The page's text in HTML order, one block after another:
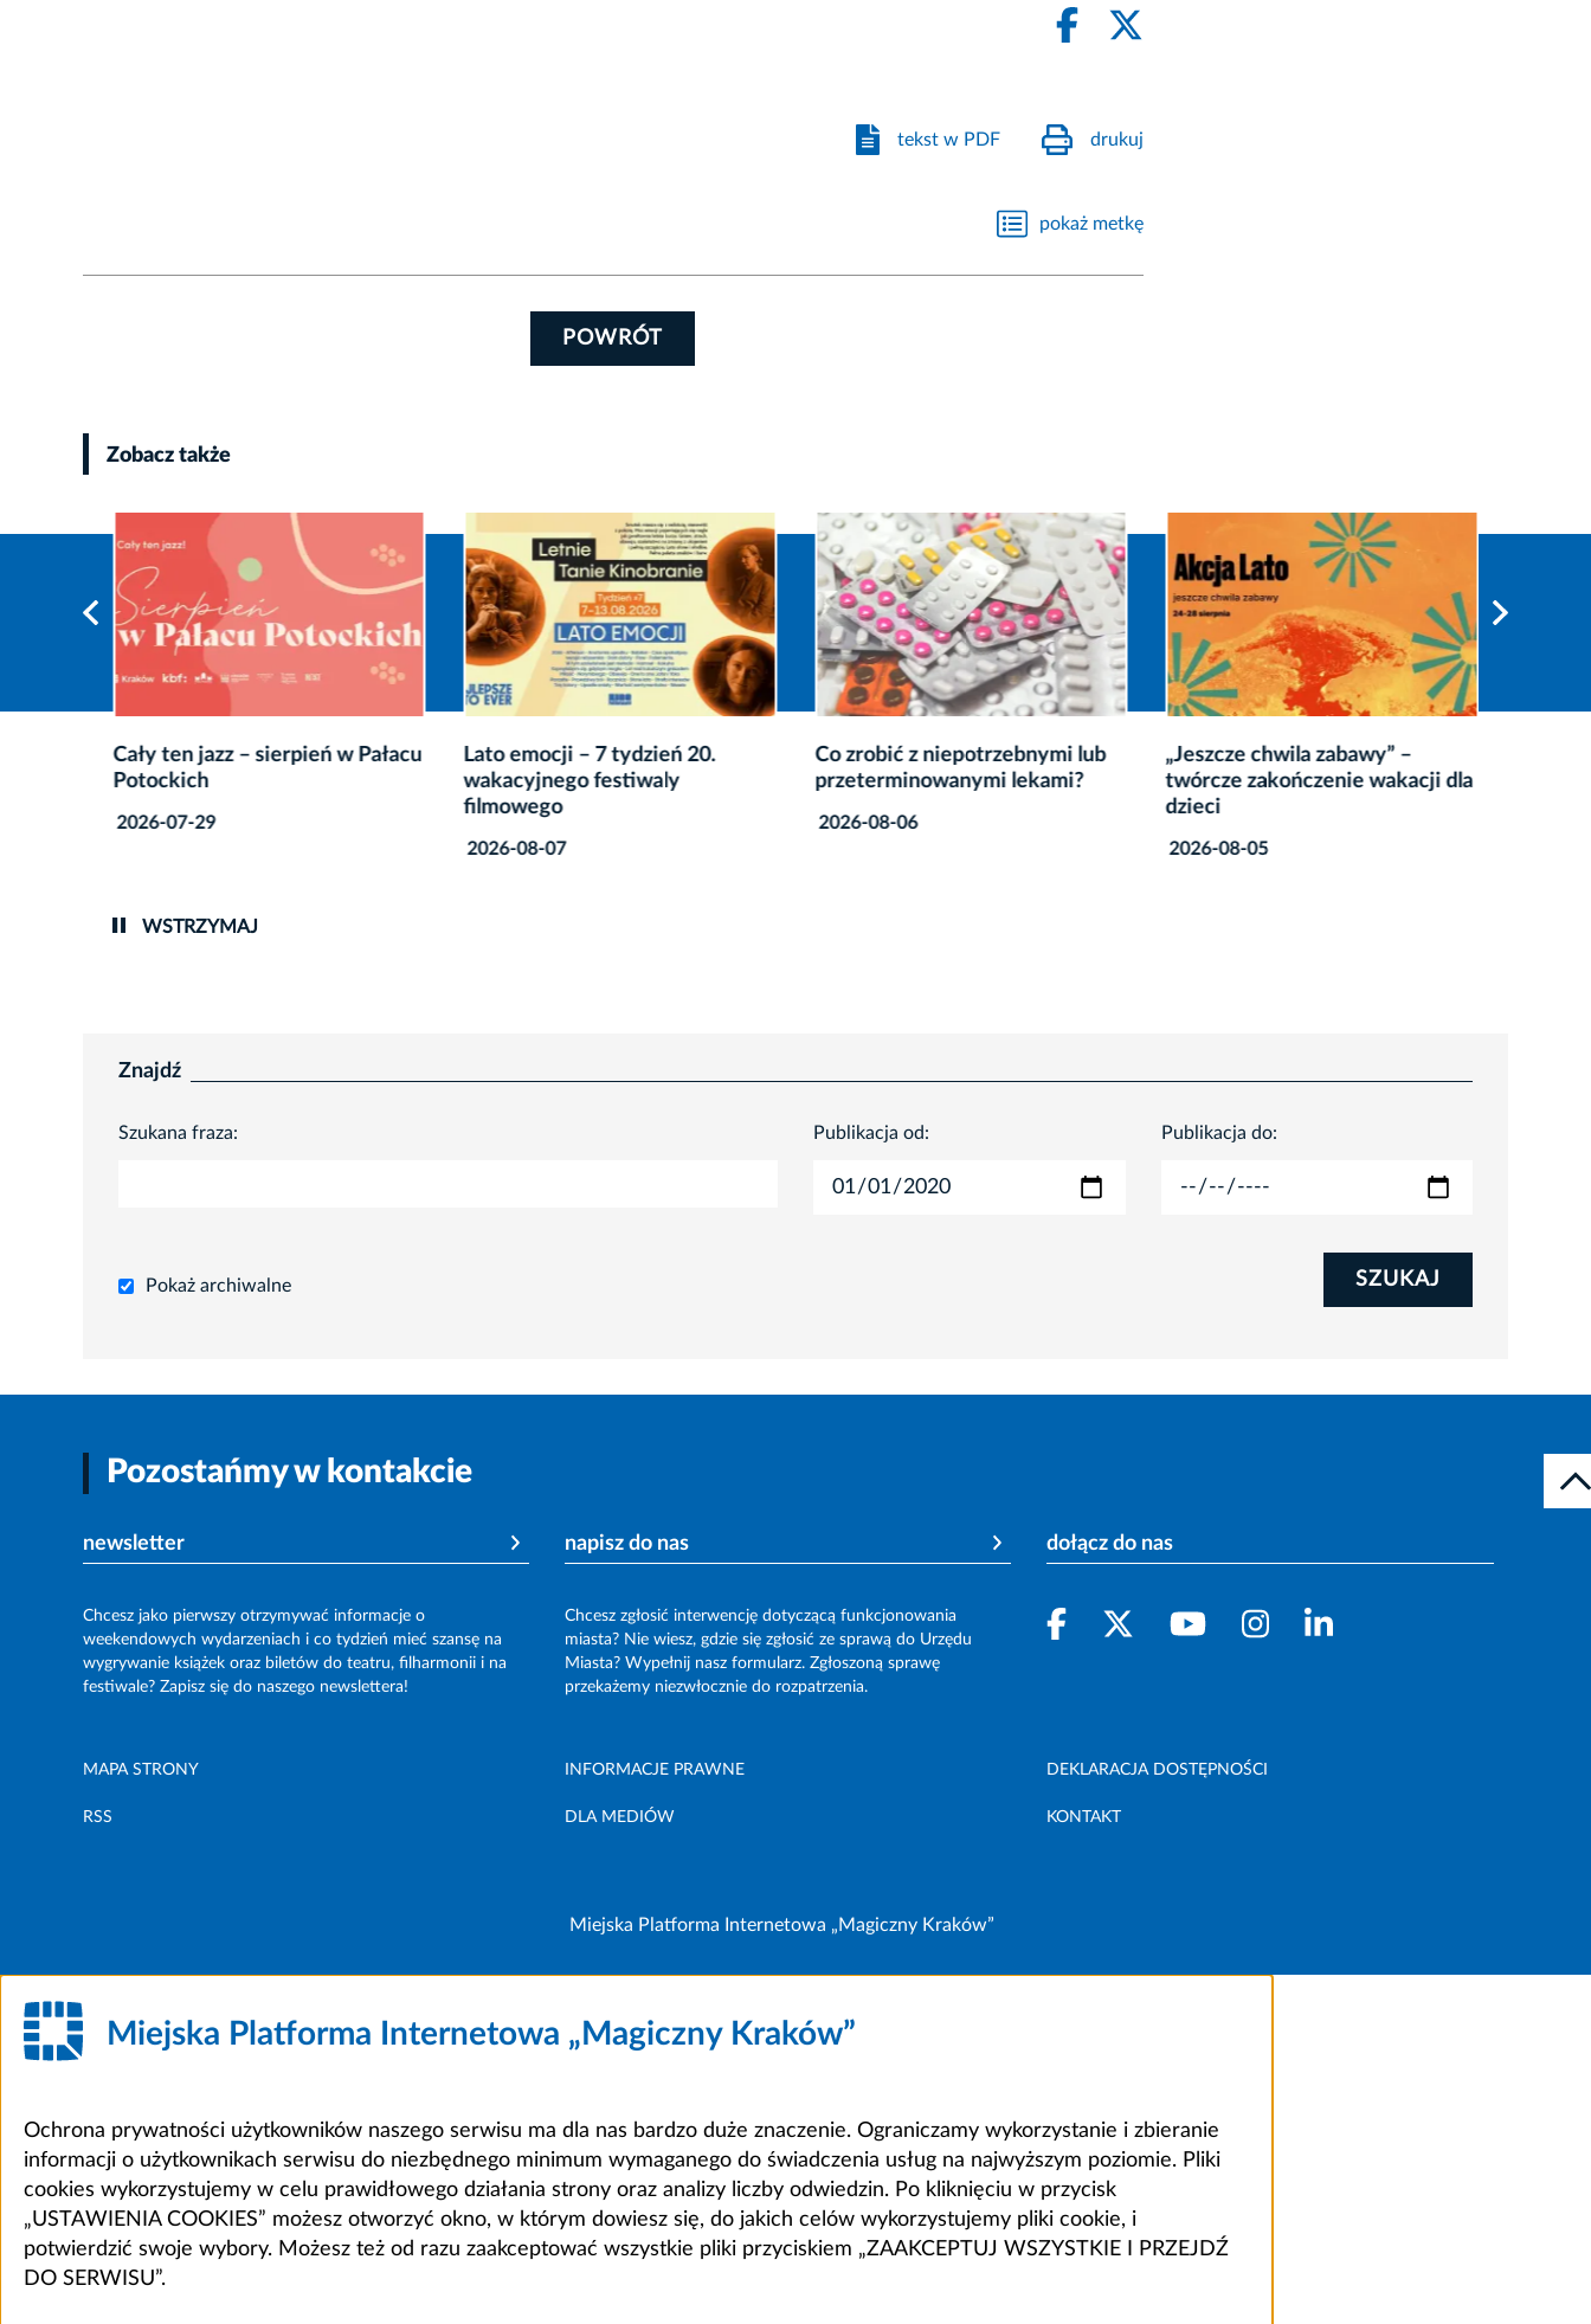
tekst w PDF drukuj
pokaż metkę
POWRÓT
Zobacz także
Cały ten jazz – sierpień w Pałacu
Potockich
2026-07-29
Lato emocji – 7 tydzień 20.
wakacyjnego festiwaly
filmowego
2026-08-07
Co zrobić z niepotrzebnymi lub
przeterminowanymi lekami?
2026-08-06
„Jeszcze chwila zabawy” –
twórcze zakończenie wakacji dla
dzieci
2026-08-05
WSTRZYMAJ
Znajdź
Szukana fraza: Publikacja od: Publikacja do:
Pokaż archiwalne SZUKAJ
Pozostańmy w kontakcie
newsletter
Chcesz jako pierwszy otrzymywać informacje o
weekendowych wydarzeniach i co tydzień mieć szansę na
wygrywanie książek oraz biletów do teatru, filharmonii i na
festiwale? Zapisz się do naszego newslettera!
napisz do nas
Chcesz zgłosić interwencję dotyczącą funkcjonowania
miasta? Nie wiesz, gdzie się zgłosić ze sprawą do Urzędu
Miasta? Wypełnij nasz formularz. Zgłoszoną sprawę
przekażemy niezwłocznie do rozpatrzenia.
dołącz do nas
MAPA STRONY INFORMACJE PRAWNE DEKLARACJA DOSTĘPNOŚCI
RSS DLA MEDIÓW KONTAKT
Miejska Platforma Internetowa „Magiczny Kraków”
Miejska Platforma Internetowa „Magiczny Kraków”
Ochrona prywatności użytkowników naszego serwisu ma dla nas bardzo duże znaczenie. Ograniczamy wykorzystanie i zbieranie
informacji o użytkownikach serwisu do niezbędnego minimum wymaganego do świadczenia usług na najwyższym poziomie. Pliki
cookies wykorzystujemy w celu prawidłowego działania strony oraz analizy liczby odwiedzin. Po kliknięciu w przycisk
„USTAWIENIA COOKIES” możesz otworzyć okno, w którym dowiesz się, do jakich celów wykorzystujemy pliki cookie, i
potwierdzić swoje wybory. Możesz też od razu zaakceptować wszystkie pliki przyciskiem „ZAAKCEPTUJ WSZYSTKIE I PRZEJDŹ
DO SERWISU”.